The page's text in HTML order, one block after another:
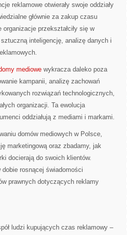
reklamowe otwierały swoje oddziały
głównie za zakup czasu
przekształciły się w
inteligencję, analizę danych i
mediowe wykracza daleko poza
kampanii, analizę zachowań
rozwiązań technologicznych,
organizacji. Ta ewolucja
oddziałują z mediami i markami.
domów mediowych w Polsce,
marketingową oraz zbadamy, jak
docierają do swoich klientów.
rosnącej świadomości
prawnych dotyczących reklamy
ludzi kupujących czas reklamowy –